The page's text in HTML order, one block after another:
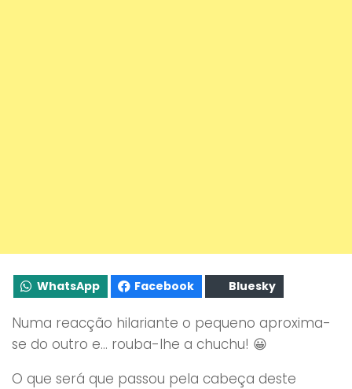
WhatsApp Facebook Bluesky
Numa reacção hilariante o pequeno aproxima-
se do outro e… rouba-lhe a chuchu! 😀
O que será que passou pela cabeça deste